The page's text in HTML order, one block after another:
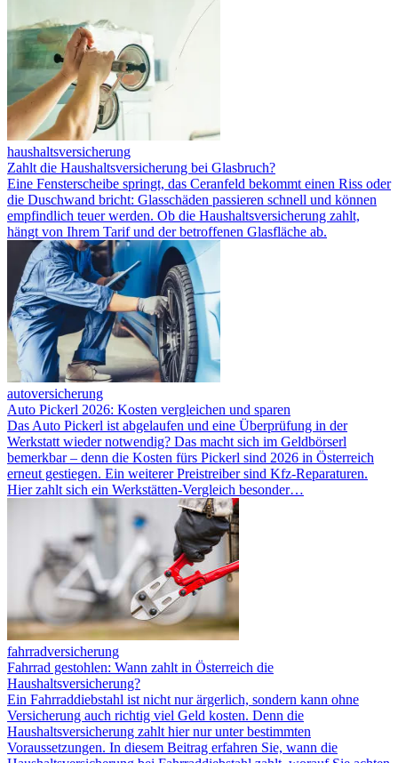
haushaltsversicherung
Zahlt die Haushaltsversicherung bei Glasbruch?
Eine Fensterscheibe springt, das Ceranfeld bekommt einen Riss oder
die Duschwand bricht: Glasschäden passieren schnell und können
empfindlich teuer werden. Ob die Haushaltsversicherung zahlt,
hängt von Ihrem Tarif und der betroffenen Glasfläche ab.
autoversicherung
Auto Pickerl 2026: Kosten vergleichen und sparen
Das Auto Pickerl ist abgelaufen und eine Überprüfung in der
Werkstatt wieder notwendig? Das macht sich im Geldbörserl
bemerkbar – denn die Kosten fürs Pickerl sind 2026 in Österreich
erneut gestiegen. Ein weiterer Preistreiber sind Kfz-Reparaturen.
Hier zahlt sich ein Werkstätten-Vergleich besonder…
fahrradversicherung
Fahrrad gestohlen: Wann zahlt in Österreich die
Haushaltsversicherung?
Ein Fahrraddiebstahl ist nicht nur ärgerlich, sondern kann ohne
Versicherung auch richtig viel Geld kosten. Denn die
Haushaltsversicherung zahlt hier nur unter bestimmten
Voraussetzungen. In diesem Beitrag erfahren Sie, wann die